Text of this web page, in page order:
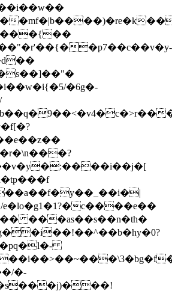
�p7��c��v�y-
�6g�-
c����e��
���as��s��n�th�
�-